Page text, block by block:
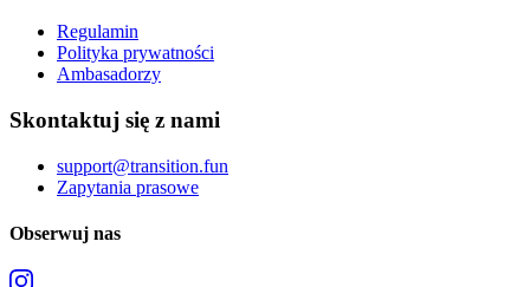
Regulamin
Polityka prywatności
Ambasadorzy
Skontaktuj się z nami
support@transition.fun
Zapytania prasowe
Obserwuj nas